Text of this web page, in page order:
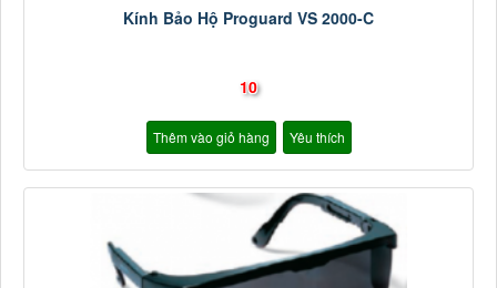
Kính Bảo Hộ Proguard VS 2000-C
10
Thêm vào giỏ hàng Yêu thích